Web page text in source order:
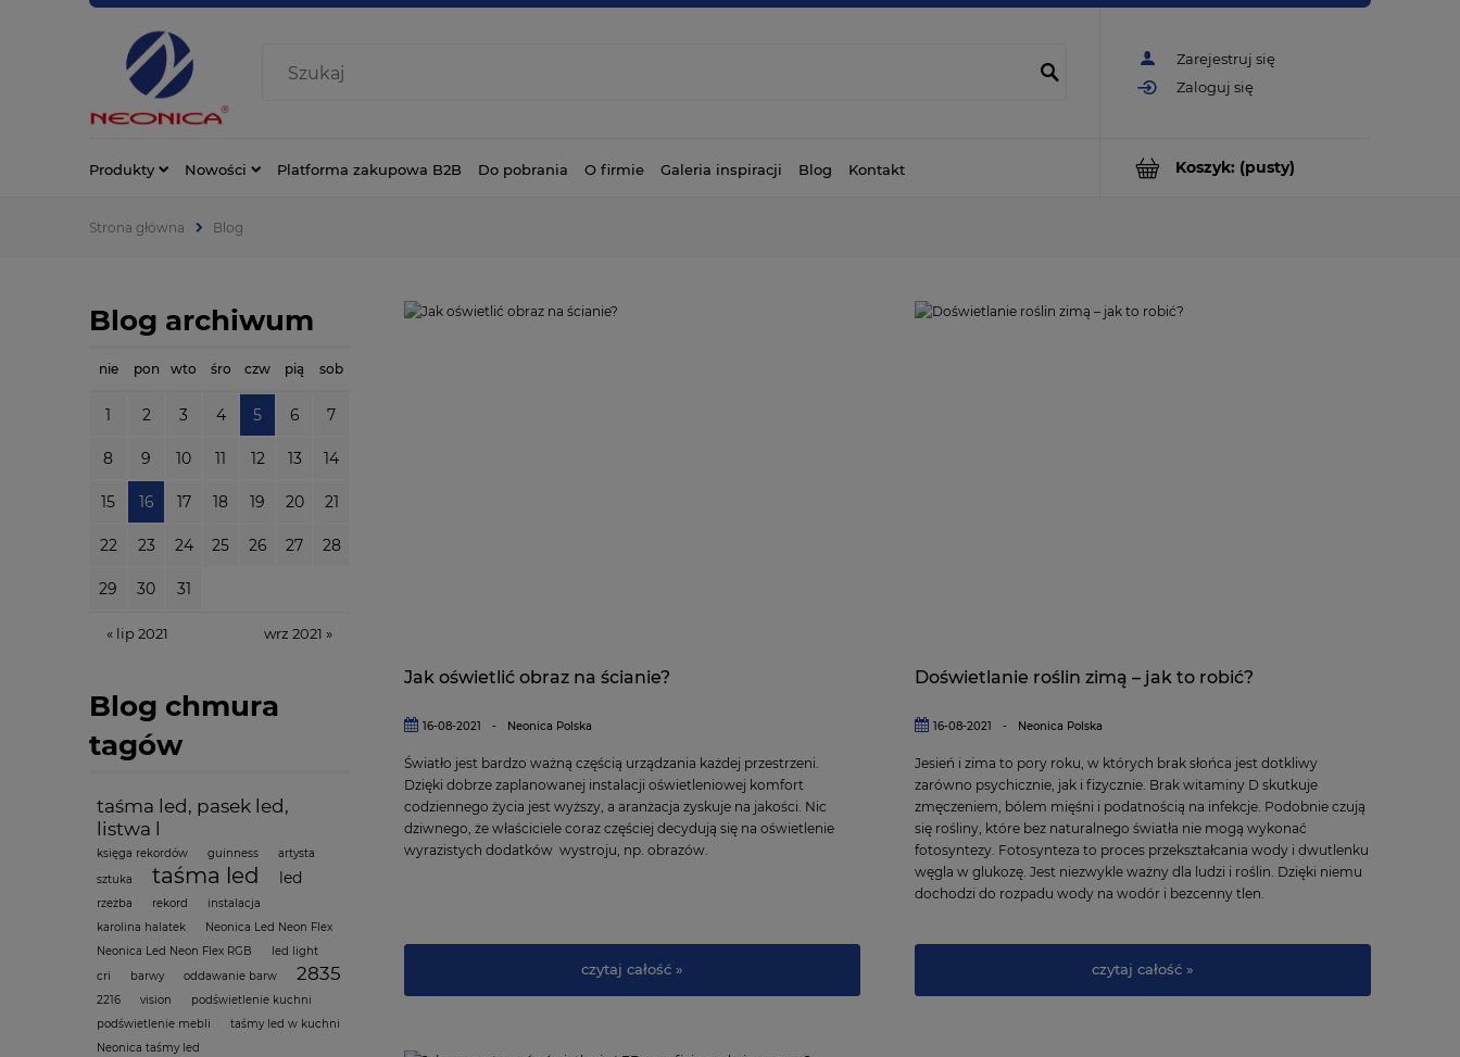
Zarejestruj się
Zaloguj się
Koszyk: (pusty)
Produkty Nowości Platforma zakupowa B2B Do pobrania O firmie Galeria inspiracji Blog Kontakt
Strona główna Blog
Blog archiwum
nie pon wto śro czw pią sob
1 2 3 4 5 6 7
8 9 10 11 12 13 14
15 16 17 18 19 20 21
22 23 24 25 26 27 28
29 30 31
« lip 2021 wrz 2021 »
Blog chmura
tagów
taśma led, pasek led,
listwa l
księga rekordów guinness
artysta
sztuka
taśma led led
rzeżba rekord
instalacja
karolina halatek
Neonica Led Neon Flex
Neonica Led Neon Flex RGB
led light
cri
barwy oddawanie barw 2835
2216 vision
podświetlenie kuchni
podświetlenie mebli
taśmy led w kuchni
Neonica taśmy led
Jak oświetlić obraz na ścianie?
16-08-2021 - Neonica Polska
Światło jest bardzo ważną częścią urządzania każdej przestrzeni.
Dzięki dobrze zaplanowanej instalacji oświetleniowej komfort
codziennego życia jest wyższy, a aranżacja zyskuje na jakości. Nic
dziwnego, że właściciele coraz częściej decydują się na oświetlenie
wyrazistych dodatków wystroju, np. obrazów.
czytaj całość »
Doświetlanie roślin zimą – jak to robić?
16-08-2021 - Neonica Polska
Jesień i zima to pory roku, w których brak słońca jest dotkliwy
zarówno psychicznie, jak i fizycznie. Brak witaminy D skutkuje
zmęczeniem, bólem mięśni i podatnością na infekcje. Podobnie czują
się rośliny, które bez naturalnego światła nie mogą wykonać
fotosyntezy. Fotosynteza to proces przekształcania wody i dwutlenku
węgla w glukozę. Jest niezwykle ważny dla ludzi i roślin. Dzięki niemu
dochodzi do rozpadu wody na wodór i bezcenny tlen.
czytaj całość »